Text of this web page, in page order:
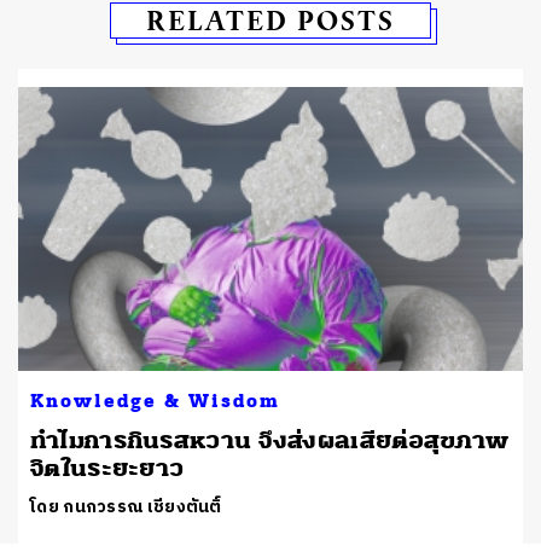
RELATED POSTS
Knowledge & Wisdom
ทำไมการกินรสหวาน จึงส่งผลเสียต่อสุขภาพ
จิตในระยะยาว
โดย กนกวรรณ เชียงตันติ์